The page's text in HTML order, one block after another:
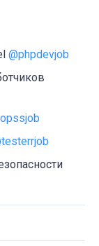
@phpdevjob